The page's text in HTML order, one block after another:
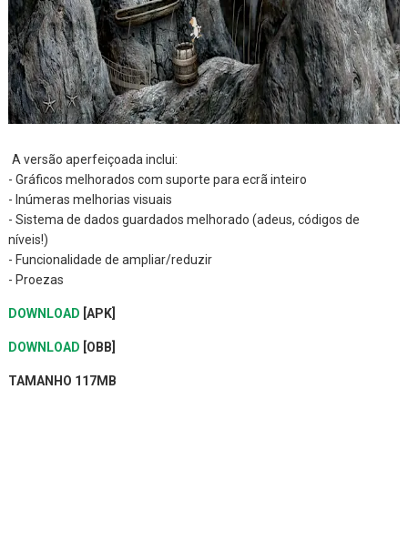
A versão aperfeiçoada inclui:
- Gráficos melhorados com suporte para ecrã inteiro
- Inúmeras melhorias visuais
- Sistema de dados guardados melhorado (adeus, códigos de
níveis!)
- Funcionalidade de ampliar/reduzir
- Proezas
DOWNLOAD [APK]
DOWNLOAD [OBB]
TAMANHO 117MB